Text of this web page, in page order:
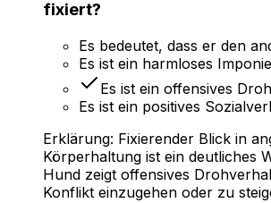
fixiert?
Es bedeutet, dass er den
Es ist ein harmloses
Es ist ein offensives
Es ist ein positives
Erklärung: Fixierender Blick in
Körperhaltung ist ein deutliches
Hund zeigt offensives
Konflikt einzugehen oder zu